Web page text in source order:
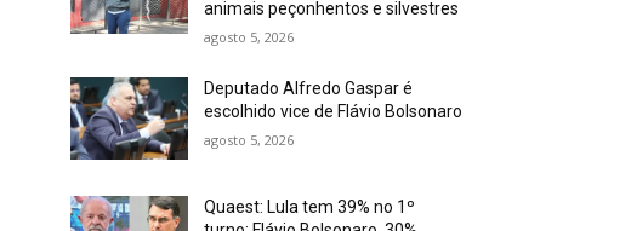
animais peçonhentos e silvestres
agosto 5, 2026
Deputado Alfredo Gaspar é
escolhido vice de Flávio Bolsonaro
agosto 5, 2026
Quaest: Lula tem 39% no 1º